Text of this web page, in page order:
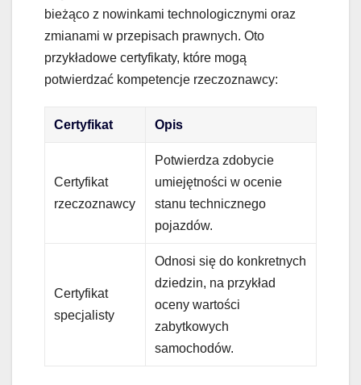
bieżąco z nowinkami technologicznymi oraz
zmianami w przepisach prawnych. Oto
przykładowe certyfikaty, które mogą
potwierdzać kompetencje rzeczoznawcy:
Certyfikat Opis
Certyfikat
rzeczoznawcy
Potwierdza zdobycie
umiejętności w ocenie
stanu technicznego
pojazdów.
Certyfikat
specjalisty
Odnosi się do konkretnych
dziedzin, na przykład
oceny wartości
zabytkowych
samochodów.